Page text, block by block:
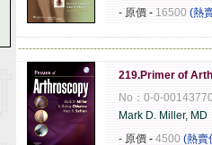
- 原價 - 16500 (熱
219.Primer of
No：0-0-
Mark D. Miller, MD
- 原價 - 4500 (熱賣